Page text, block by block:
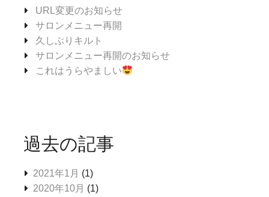
URL変更のお知らせ
サロンメニュー再開
久しぶりキルト
サロンメニュー再開のお知らせ
これはうらやましい
過去の記事
2021年1月 (1)
2020年10月 (1)